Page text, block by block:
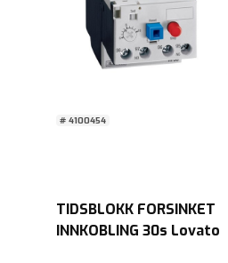
# 4100454
TIDSBLOKK FORSINKET
INNKOBLING 30s Lovato